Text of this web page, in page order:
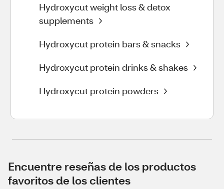
Hydroxycut weight loss & detox
supplements
Hydroxycut protein bars & snacks
Hydroxycut protein drinks & shakes
Hydroxycut protein powders
Encuentre reseñas de los productos
favoritos de los clientes